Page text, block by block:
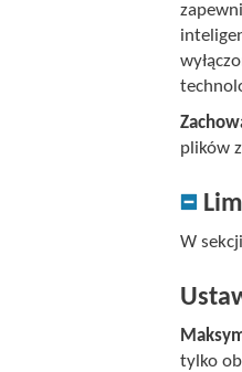
plików
W
tylko